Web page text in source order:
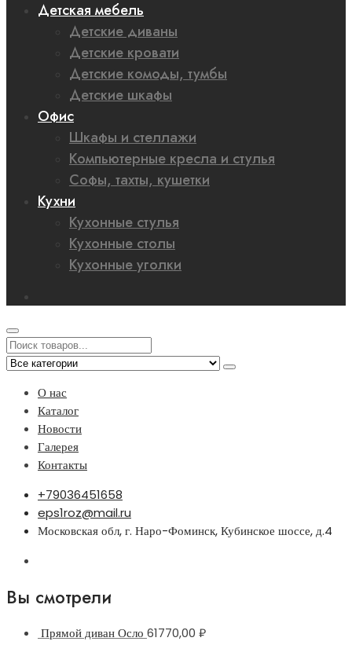
Детская мебель
Детские диваны
Детские кровати
Детские комоды, тумбы
Детские шкафы
Офис
Шкафы и стеллажи
Компьютерные кресла и стулья
Софы, тахты, кушетки
Кухни
Кухонные стулья
Кухонные столы
Кухонные уголки
О нас
Каталог
Новости
Галерея
Контакты
+79036451658
eps1roz@mail.ru
Московская обл, г. Наро-Фоминск, Кубинское шоссе, д.4
Вы смотрели
Прямой диван Осло 61770,00 ₽